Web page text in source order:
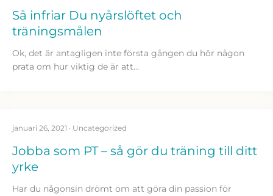
Så infriar Du nyårslöftet och
träningsmålen
Ok, det är antagligen inte första gången du hör någon
prata om hur viktig de är att…
januari 26, 2021 · Uncategorized
Jobba som PT – så gör du träning till ditt
yrke
Har du någonsin drömt om att göra din passion för